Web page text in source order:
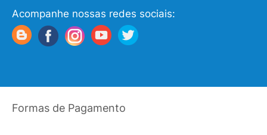
Acompanhe nossas redes sociais:
Formas de Pagamento